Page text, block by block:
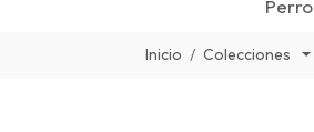
Perro
Inicio Colecciones